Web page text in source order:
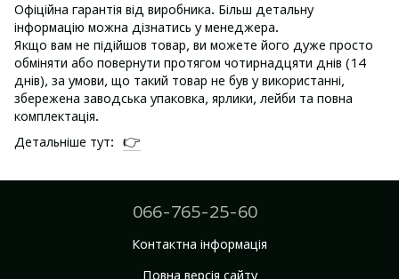
Офіційна гарантія від виробника. Більш детальну
інформацію можна дізнатись у менеджера.
Якщо вам не підійшов товар, ви можете його дуже просто
обміняти або повернути протягом чотирнадцяти днів (14
днів), за умови, що такий товар не був у використанні,
збережена заводська упаковка, ярлики, лейби та повна
комплектація.
Детальніше тут:
👉
066-765-25-60
Контактна інформація
Повна версія сайту